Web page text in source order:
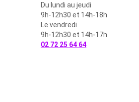
Du lundi au jeudi
9h-12h30 et 14h-18h
Le vendredi
9h-12h30 et 14h-17h
02 72 25 64 64